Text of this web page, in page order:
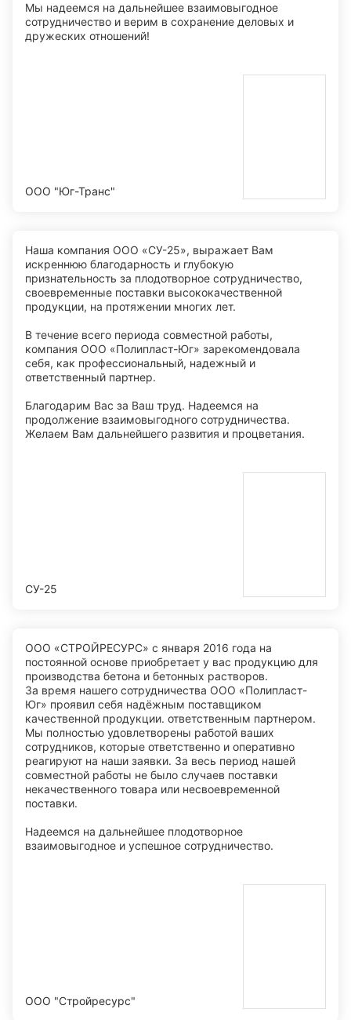
Мы надеемся на дальнейшее взаимовыгодное
сотрудничество и верим в сохранение деловых и
дружеских отношений!
ООО "Юг-Транс"
Наша компания ООО «СУ-25», выражает Вам
искреннюю благодарность и глубокую
признательность за плодотворное сотрудничество,
своевременные поставки высококачественной
продукции, на протяжении многих лет.
В течение всего периода совместной работы,
компания ООО «Полипласт-Юг» зарекомендовала
себя, как профессиональный, надежный и
ответственный партнер.
Благодарим Вас за Ваш труд. Надеемся на
продолжение взаимовыгодного сотрудничества.
Желаем Вам дальнейшего развития и процветания.
СУ-25
ООО «СТРОЙРЕСУРС» с января 2016 года на
постоянной основе приобретает у вас продукцию для
производства бетона и бетонных растворов.
За время нашего сотрудничества ООО «Полипласт-
Юг» проявил себя надёжным поставщиком
качественной продукции. ответственным партнером.
Мы полностью удовлетворены работой ваших
сотрудников, которые ответственно и оперативно
реагируют на наши заявки. За весь период нашей
совместной работы не было случаев поставки
некачественного товара или несвоевременной
поставки.
Надеемся на дальнейшее плодотворное
взаимовыгодное и успешное сотрудничество.
ООО "Стройресурс"